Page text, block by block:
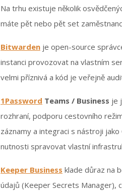
Na trhu existuje několik
máte pět nebo pět set
Bitwarden je open-source
instanci provozovat na vlastním
velmi příznivá a kód je veřejně
1Password Teams / Business je
rozhraní, podporu cestovního
záznamy a integraci s nástroji
nutnosti spravovat vlastní
Keeper Business klade důraz na
údajů (Keeper Secrets Manager),